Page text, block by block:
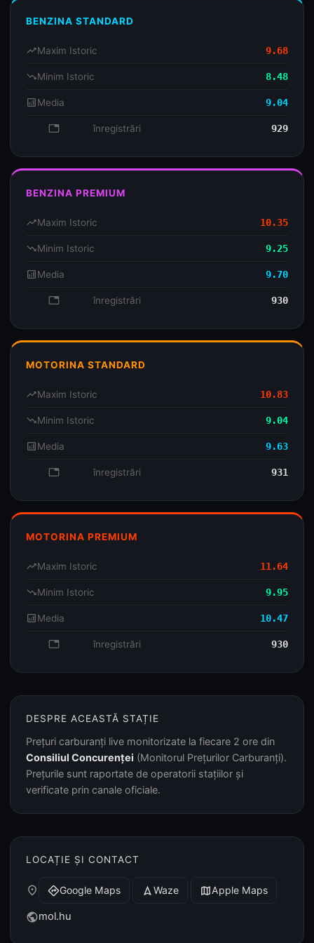
BENZINA STANDARD
trending_upMaxim Istoric 9.68
trending_downMinim Istoric 8.48
analyticsMedia 9.04
database înregistrări 929
BENZINA PREMIUM
trending_upMaxim Istoric 10.35
trending_downMinim Istoric 9.25
analyticsMedia 9.70
database înregistrări 930
MOTORINA STANDARD
trending_upMaxim Istoric 10.83
trending_downMinim Istoric 9.04
analyticsMedia 9.63
database înregistrări 931
MOTORINA PREMIUM
trending_upMaxim Istoric 11.64
trending_downMinim Istoric 9.95
analyticsMedia 10.47
database înregistrări 930
DESPRE ACEASTĂ STAȚIE
Prețuri carburanți live monitorizate la fiecare 2 ore din
Consiliul Concurenței (Monitorul Prețurilor Carburanți).
Prețurile sunt raportate de operatorii stațiilor și
verificate prin canale oficiale.
LOCAȚIE ȘI CONTACT
place directionsGoogle Maps navigation Waze mapApple Maps
publicmol.hu